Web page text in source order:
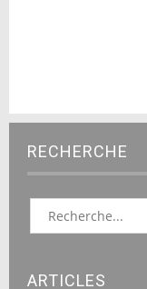
RECHERCHE
ARTICLES